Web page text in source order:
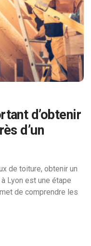
d’obtenir
d’un
de toiture, obtenir un
Lyon est une étape
de comprendre les